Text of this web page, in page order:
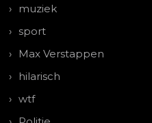
muziek
sport
Max Verstappen
hilarisch
wtf